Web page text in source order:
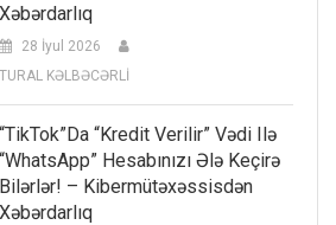
Xəbərdarlıq
28 İyul 2026
TURAL KƏLBƏCƏRLİ
“TikTok”da “kredit Verilir” Vədi Ilə
“WhatsApp” Hesabınızı Ələ Keçirə
Bilərlər! – Kibermütəxəssisdən
Xəbərdarlıq